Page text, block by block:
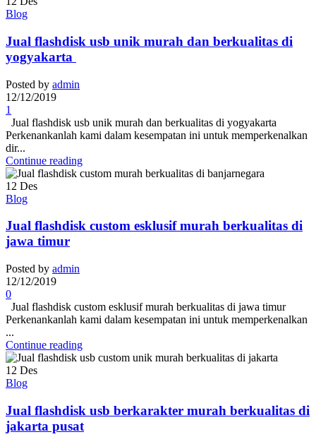
Blog
Jual flashdisk usb unik murah dan berkualitas di
yogyakarta
Posted by admin
12/12/2019
1
Jual flashdisk usb unik murah dan berkualitas di yogyakarta
Perkenankanlah kami dalam kesempatan ini untuk memperkenalkan
dir...
Continue reading
12 Des
Blog
Jual flashdisk custom esklusif murah berkualitas di
jawa timur
Posted by admin
12/12/2019
0
Jual flashdisk custom esklusif murah berkualitas di jawa timur
Perkenankanlah kami dalam kesempatan ini untuk memperkenalkan
...
Continue reading
12 Des
Blog
Jual flashdisk usb berkarakter murah berkualitas di
jakarta pusat